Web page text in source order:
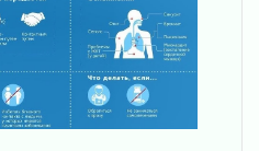
нашли в Кировском
как
клеща